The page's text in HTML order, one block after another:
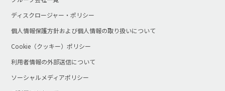
ディスクロージャー・ポリシー
個人情報保護方針および個人情報の取り扱いについて
Cookie（クッキー）ポリシー
利用者情報の外部送信について
ソーシャルメディアポリシー